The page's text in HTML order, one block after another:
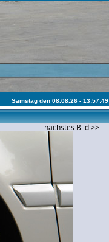
Samstag den 08.08.26 - 13:57:49
nächstes Bild >>